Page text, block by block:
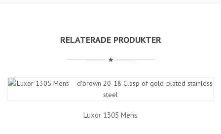
RELATERADE PRODUKTER